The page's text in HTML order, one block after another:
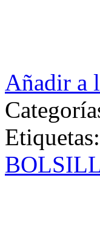
Añadir a
Etiquetas: